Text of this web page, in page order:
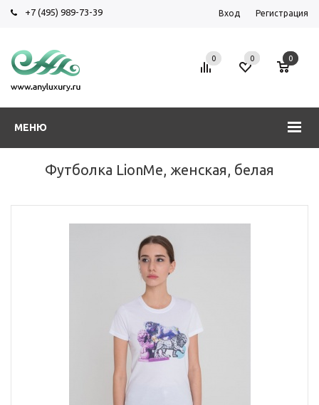
+7 (495) 989-73-39 Вход Регистрация
МЕНЮ
0 0 0
Футболка LionMe, женская, белая